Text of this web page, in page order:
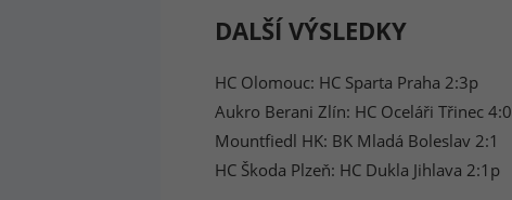
DALŠÍ VÝSLEDKY
HC Olomouc: HC Sparta Praha 2:3p
Aukro Berani Zlín: HC Oceláři Třinec 4:0
Mountfiedl HK: BK Mladá Boleslav 2:1
HC Škoda Plzeň: HC Dukla Jihlava 2:1p